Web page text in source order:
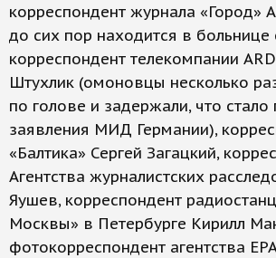
корреспондент журнала «Город»
до сих пор находится в
корреспондент телекомпании
Штухлик (омоновцы несколько
по голове и задержали, что стало
заявления МИД Германии),
«Балтика» Сергей Загацкий,
Агентства журналистских
Яушев, корреспондент
Москвы» в Петербурге Кирилл
фотокорреспондент агентства